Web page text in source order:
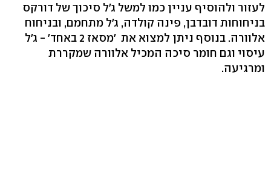
לעזור ולהוסיף עניין כמו למשל ג'ל סיכוך של דורקס
בניחוחות דובדבן, פינה קולדה, ג'ל מתחמם, ובניחוח
אלוורה. בנוסף ניתן למצוא את 'מסאז 2 באחד' - ג'ל
עיסוי וגם חומר סיכה המכיל אלוורה שמקררת
ומרגיעה.